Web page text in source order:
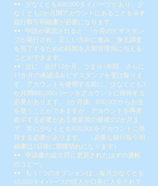
••
少なくとも800,000タイバーツがあり、少
なくとも2か月間アカウントにあることを示す
銀行取引明細書が必要になります。
••
申請が承認されると、1か月のビザスタン
プが発行され、正しい方向に進み、身元調査
を完了するための時間を入国管理局に与える
ことができます。
••
次に、合計12か月、つまり1年間、さらに
11か月の承認済みビザスタンプを受け取りま
す。アカウントを使用する前に、少なくとも3
か月間800,000バーツをアカウントに保持する
必要があります。 3か月後、800,000からお金
を使うことができますが、アカウントを再度
表示する必要がある更新前の最後の2か月ま
で、常に少なくとも400,000をアカウントに保
持する必要があります。
（必要な銀行取引明
細書は7日後に期限切れになります）
••
申請書の提出日に更新されたはずの通帳
のコピー。
••
もう1つのオプションは、毎月少なくとも
65,000タイバーツの収入が口座に入金されて